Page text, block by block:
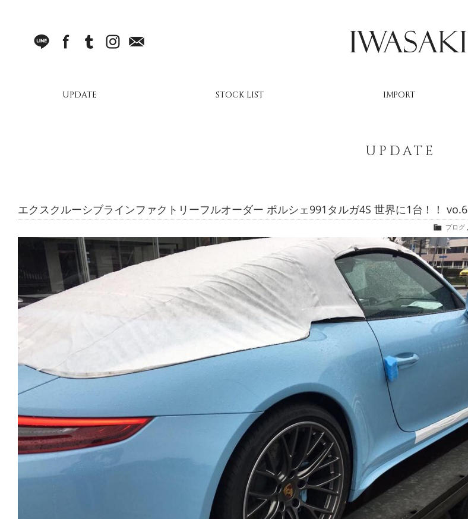
LINE facebookTumblr Instagram
UPDATE STOCK LIST IMPORT
UPDATE
エクスクルーシブラインファクトリーフルオーダー ポルシェ991タルガ4S 世界に1台！！ vo.6
ブログ